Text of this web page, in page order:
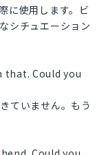
に使用します。ビ
シチュエーション
Could you
ていません。もう